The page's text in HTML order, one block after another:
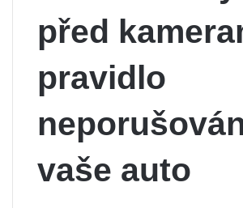
před
pravidlo
vaše auto